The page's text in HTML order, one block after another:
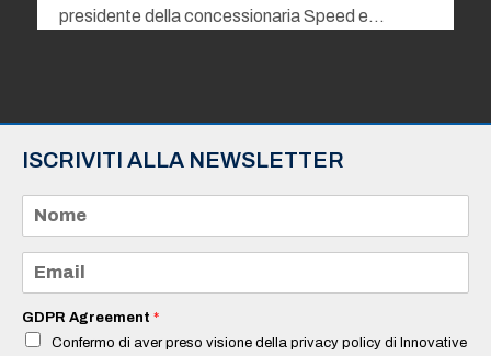
presidente della concessionaria Speed e…
ISCRIVITI ALLA NEWSLETTER
m
e
a
i
*
GDPR Agreement *
Confermo di aver preso visione della privacy policy di Innovative